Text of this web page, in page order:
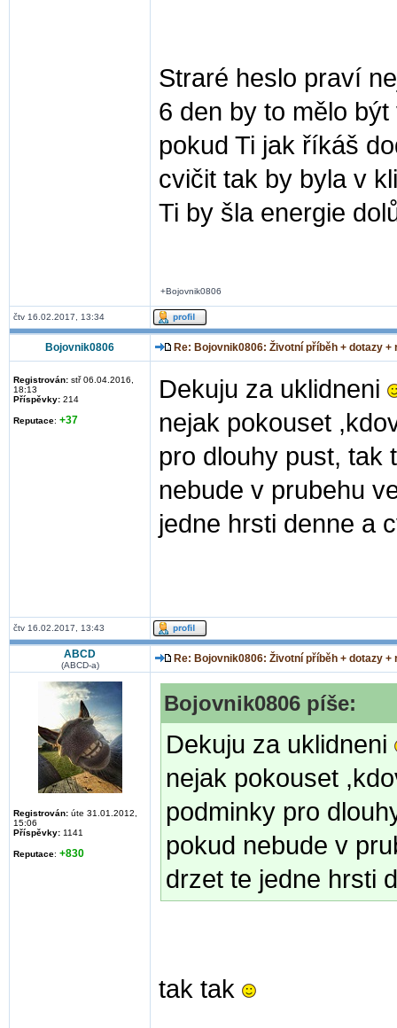
Straré heslo praví
6 den by to mělo
pokud Ti jak říkáš
cvičit tak by byla v
Ti by šla energie
+Bojovnik0806
čtv 16.02.2017, 13:34
Bojovnik0806 Re: Bojovnik0806: Životní příběh + dotazy
Registrován: stř 06.04.2016,
18:13
Příspěvky: 214
Reputace: +37
Dekuju za uklidneni
nejak pokouset
pro dlouhy pust, tak
nebude v prubehu
jedne hrsti denne a
čtv 16.02.2017, 13:43
ABCD
(ABCD-a)
Re: Bojovnik0806: Životní příběh + dotazy
Registrován: úte 31.01.2012,
15:06
Příspěvky: 1141
Reputace: +830
Bojovnik0806 píše:
Dekuju za uklidneni
nejak pokouset
podminky pro
pokud nebude v
drzet te jedne hrsti
tak tak